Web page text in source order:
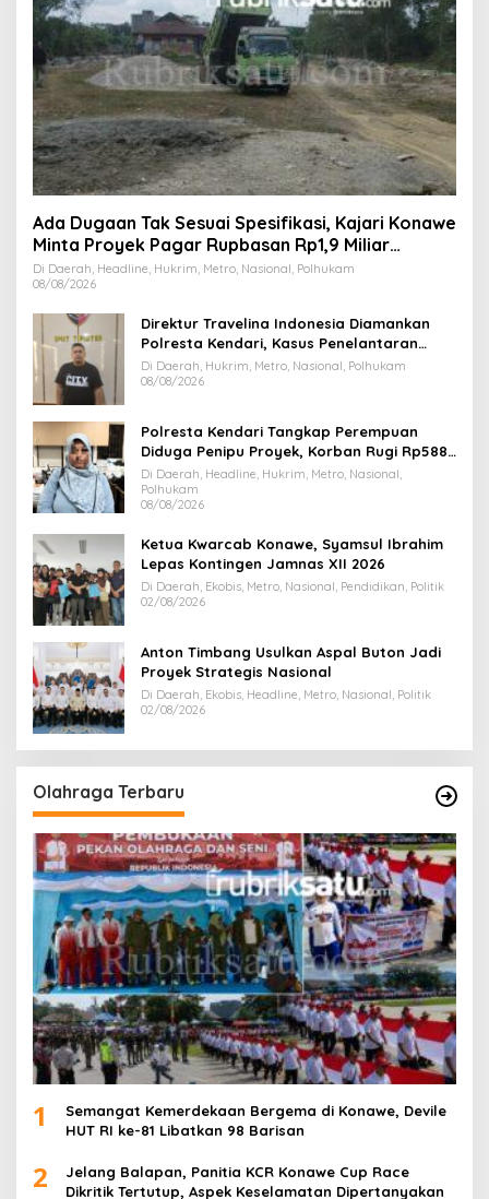
Ada Dugaan Tak Sesuai Spesifikasi, Kajari Konawe
Minta Proyek Pagar Rupbasan Rp1,9 Miliar
Dihentikan
Di Daerah, Headline, Hukrim, Metro, Nasional, Polhukam
08/08/2026
Direktur Travelina Indonesia Diamankan
Polresta Kendari, Kasus Penelantaran
Jemaah Umrah Masuk Babak Baru
Di Daerah, Hukrim, Metro, Nasional, Polhukam
08/08/2026
Polresta Kendari Tangkap Perempuan
Diduga Penipu Proyek, Korban Rugi Rp588,1
Juta
Di Daerah, Headline, Hukrim, Metro, Nasional,
Polhukam
08/08/2026
Ketua Kwarcab Konawe, Syamsul Ibrahim
Lepas Kontingen Jamnas XII 2026
Di Daerah, Ekobis, Metro, Nasional, Pendidikan, Politik
02/08/2026
Anton Timbang Usulkan Aspal Buton Jadi
Proyek Strategis Nasional
Di Daerah, Ekobis, Headline, Metro, Nasional, Politik
02/08/2026
Olahraga Terbaru
1
Semangat Kemerdekaan Bergema di Konawe, Devile
HUT RI ke-81 Libatkan 98 Barisan
2
Jelang Balapan, Panitia KCR Konawe Cup Race
Dikritik Tertutup, Aspek Keselamatan Dipertanyakan